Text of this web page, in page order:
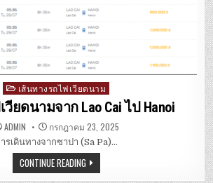
Posted
in
เส้นทางรถไฟเวียดนาม
ยดนามจาก Lao Cai ไป Hanoi
ADMIN กรกฎาคม 23, 2025
รเดินทางจากซาปา (Sa Pa)…
CONTINUE READING